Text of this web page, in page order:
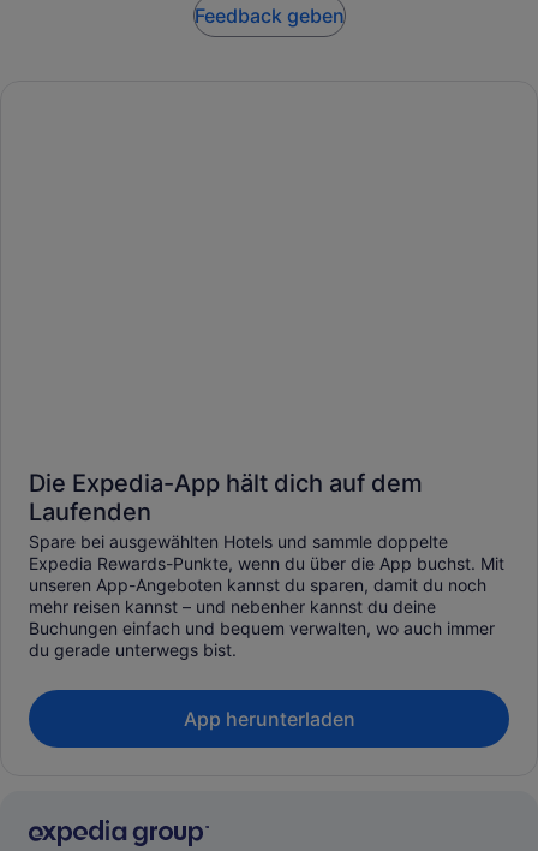
Fanta werden ebenfalls erhältlich sein.
Feedback geben
Die Expedia-App hält dich auf dem
Laufenden
Spare bei ausgewählten Hotels und sammle doppelte
Expedia Rewards-Punkte, wenn du über die App buchst. Mit
unseren App-Angeboten kannst du sparen, damit du noch
mehr reisen kannst – und nebenher kannst du deine
Buchungen einfach und bequem verwalten, wo auch immer
du gerade unterwegs bist.
App herunterladen